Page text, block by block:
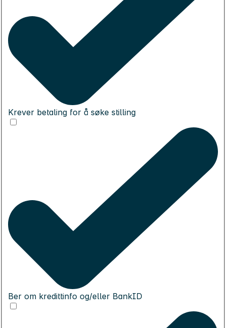
Krever betaling for å søke stilling
Ber om kredittinfo og/eller BankID